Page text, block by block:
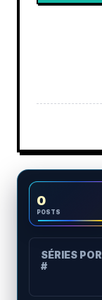
0
POSTS
SÉRIES POR
#